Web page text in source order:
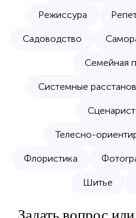
Режиссура
Садоводство
Семейная
Системные
Сценарист
Телесно-
Флористика
Шитье
Задать вопрос